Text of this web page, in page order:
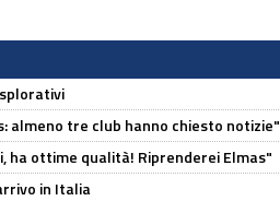
almeno tre club hanno chiesto notizie"
ha ottime qualità! Riprenderei Elmas"
in Italia